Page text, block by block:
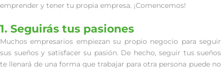
emprender y tener tu propia empresa. ¡Comencemos!
1. Seguirás tus pasiones
Muchos empresarios empiezan su propio negocio para seguir
sus sueños y satisfacer su pasión. De hecho, seguir tus sueños
te llenará de una forma que trabajar para otra persona puede no